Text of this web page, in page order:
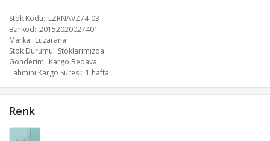
Stok Kodu LZRNAVZ74-03
Barkod 20152020027401
Marka Luzarana
Stok Durumu Stoklarımızda
Gönderim Kargo Bedava
Tahmini Kargo Süresi 1 hafta
Renk